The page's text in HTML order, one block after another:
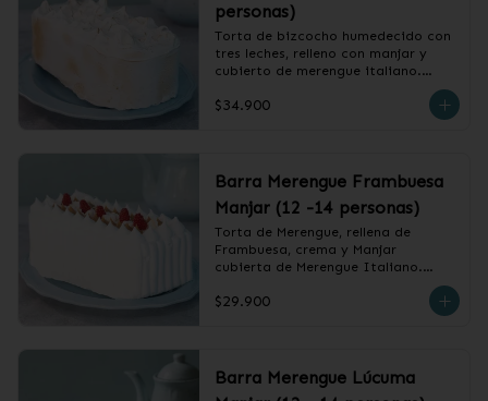
personas)
Torta de bizcocho humedecido con
tres leches, relleno con manjar y
cubierto de merengue italiano.
❄️ Producto Congelado
$34.900
Barra Merengue Frambuesa
Manjar (12 -14 personas)
Torta de Merengue, rellena de
Frambuesa, crema y Manjar
cubierta de Merengue Italiano.
❄️ Producto Congelado
$29.900
Barra Merengue Lúcuma